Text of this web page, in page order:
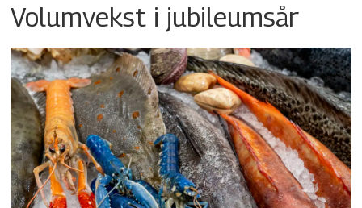
Volumvekst i jubileumsår